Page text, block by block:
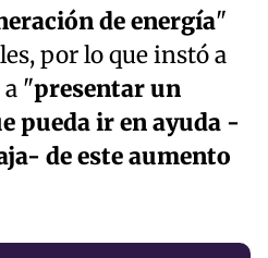
de energía"
por lo que instó a
"presentar un
pueda ir en ayuda -
de este aumento